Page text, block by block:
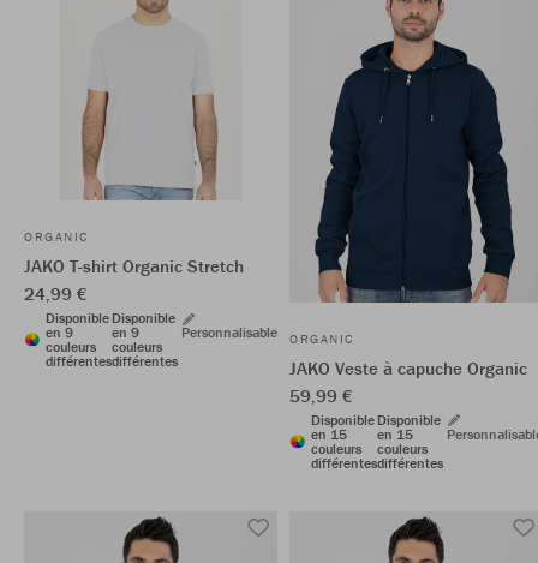
ORGANIC
JAKO T-shirt Organic Stretch
24,99 €
Disponible
en 9
couleurs
différentes
Disponible
en 9
couleurs
différentes
Personnalisable ORGANIC
JAKO Veste à capuche Organic
59,99 €
Disponible
en 15
couleurs
différentes
Disponible
en 15
couleurs
différentes